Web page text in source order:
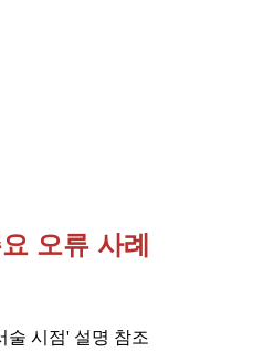
오류 사례
술 시점' 설명 참조